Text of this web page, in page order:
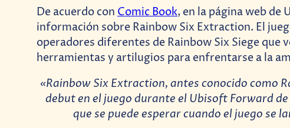
De acuerdo con Comic Book, en la página web de
información sobre Rainbow Six Extraction. El
operadores diferentes de Rainbow Six Siege que
herramientas y artilugios para enfrentarse a la
«Rainbow Six Extraction, antes conocido como
debut en el juego durante el Ubisoft Forward
que se puede esperar cuando el juego se